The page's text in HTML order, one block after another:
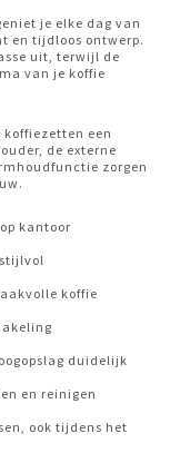
je elke dag van
en tijdloos ontwerp.
uit, terwijl de
van je koffie
een
de externe
zorgen
kantoor
koffie
duidelijk
en reinigen
ook tijdens het